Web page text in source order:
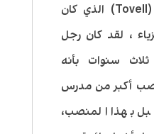
بالكثير للسيد توفل (Tovell) الذي كان
، لقد كان رجل
سنوات بأنه
أكبر من مدرس
بهذا المنصب،